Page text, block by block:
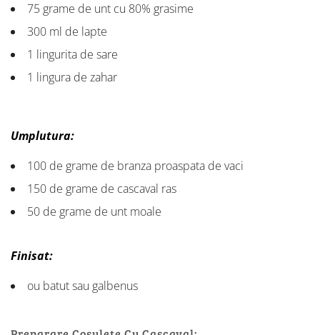
75 grame de unt cu 80% grasime
300 ml de lapte
1 lingurita de sare
1 lingura de zahar
Umplutura:
100 de grame de branza proaspata de vaci
150 de grame de cascaval ras
50 de grame de unt moale
Finisat:
ou batut sau galbenus